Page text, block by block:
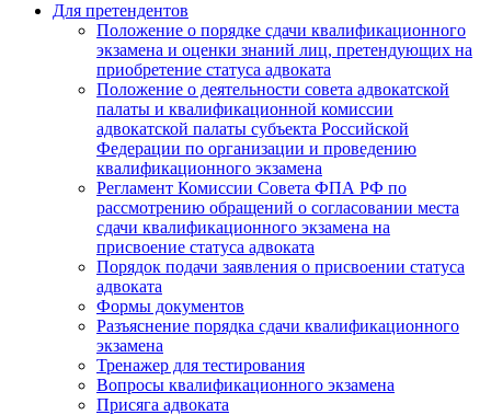
Для претендентов
Положение о порядке сдачи квалификационного
экзамена и оценки знаний лиц, претендующих на
приобретение статуса адвоката
Положение о деятельности совета адвокатской
палаты и квалификационной комиссии
адвокатской палаты субъекта Российской
Федерации по организации и проведению
квалификационного экзамена
Регламент Комиссии Совета ФПА РФ по
рассмотрению обращений о согласовании места
сдачи квалификационного экзамена на
присвоение статуса адвоката
Порядок подачи заявления о присвоении статуса
адвоката
Формы документов
Разъяснение порядка сдачи квалификационного
экзамена
Тренажер для тестирования
Вопросы квалификационного экзамена
Присяга адвоката